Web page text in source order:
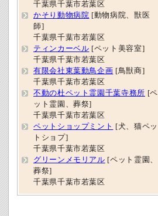
千葉県千葉市若葉区
かそり動物病院 [動物病院、獣医
師]
千葉県千葉市若葉区
ティンカーベル [ペット美容室]
千葉県千葉市若葉区
有限会社東葉動鳥企画 [鳥獣商]
千葉県千葉市若葉区
不動の杜ペット霊園千葉寺務所 [ペ
ット霊園、葬祭]
千葉県千葉市若葉区
ペットショップミント
[犬、猫ペッ
トショプ]
千葉県千葉市若葉区
グリーンメモリアル [ペット霊園、
葬祭]
千葉県千葉市若葉区